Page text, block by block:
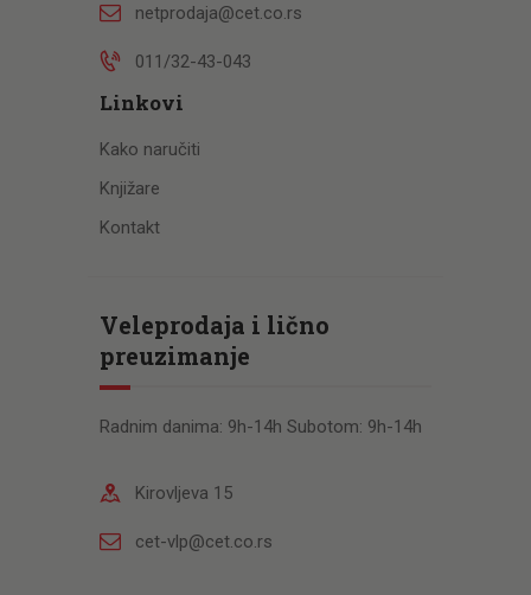
netprodaja@cet.co.rs
011/32-43-043
Linkovi
Kako naručiti
Knjižare
Kontakt
Veleprodaja i lično
preuzimanje
Radnim danima: 9h-14h Subotom: 9h-14h
Kirovljeva 15
cet-vlp@cet.co.rs